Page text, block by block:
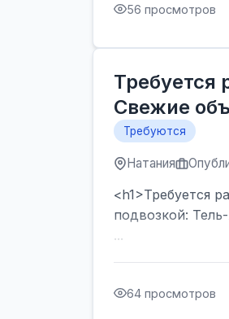
56 просмотров
Требуется
Свежие
Требуются
Натания
<h1>Требуется
подвозкой:
...
64 просмотров